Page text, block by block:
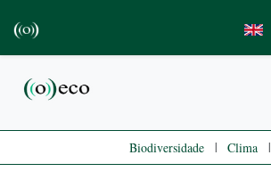
Biodiversidade | Clima |